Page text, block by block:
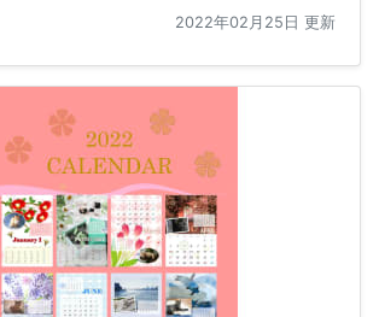
2022年02月25日 更新